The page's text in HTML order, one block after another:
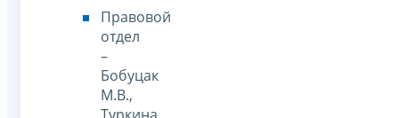
Правовой
отдел
–
Бобуцак
М.В.,